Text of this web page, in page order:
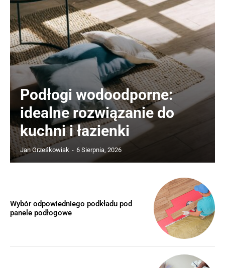
Podłogi wodoodporne:
idealne rozwiązanie do
kuchni i łazienki
Jan Grześkowiak - 6 Sierpnia, 2026
Wybór odpowiedniego podkładu pod
panele podłogowe